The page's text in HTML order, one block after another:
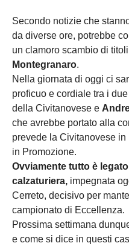
Secondo notizie che
da diverse ore, potrebbe
un clamoro scambio di
Montegranaro.
Nella giornata di oggi ci
proficuo e cordiale tra i
della Civitanovese e
che avrebbe portato alla
prevede la Civitanovese
in Promozione.
Ovviamente tutto è
calzaturiera, impegnata
Cerreto, decisivo per
campionato di Eccellenza.
Prossima settimana
e come si dice in questi